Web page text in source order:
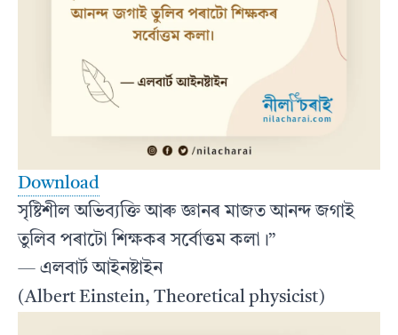
Download
সৃষ্টিশীল অভিব্যক্তি আৰু জ্ঞানৰ মাজত আনন্দ জগাই
তুলিব পৰাটো শিক্ষকৰ সৰ্বোত্তম কলা।”
— এলবাৰ্ট আইনষ্টাইন
(Albert Einstein, Theoretical physicist)